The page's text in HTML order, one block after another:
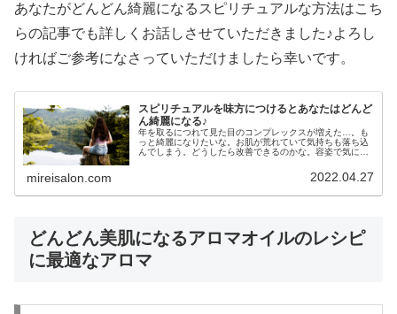
あなたがどんどん綺麗になるスピリチュアルな方法はこち
らの記事でも詳しくお話しさせていただきました♪よろし
ければご参考になさっていただけましたら幸いです。
スピリチュアルを味方につけるとあなたはどんど
ん綺麗になる♪
年を取るにつれて見た目のコンプレックスが増えた…。も
っと綺麗になりたいな。お肌が荒れていて気持ちも落ち込
んでしまう。どうしたら改善できるのかな。容姿で気にな
mireisalon.com 2022.04.27
どんどん美肌になるアロマオイルのレシピ
に最適なアロマ